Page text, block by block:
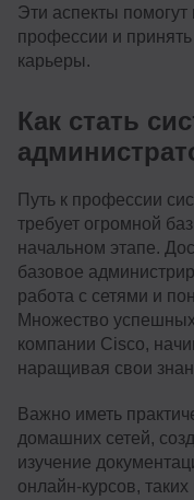
Эти аспекты
профессии и
карьеры.
Как стать
Путь к профессии
требует огромной
начальном этапе.
базовое
работа с сетями и
Множество
компании Cisco,
наращивая свои
Важно иметь
домашних сетей,
изучение
онлайн-курсов,